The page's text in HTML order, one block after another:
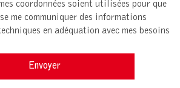
coordonnées soient utilisées pour que
me communiquer des informations
en adéquation avec mes besoins